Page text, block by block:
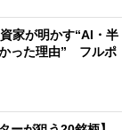
家が明かす“AI・半
った理由” フルポ